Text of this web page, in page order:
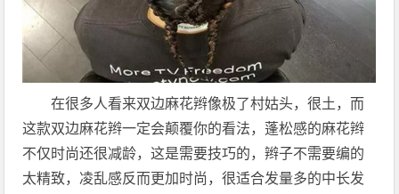
在很多人看来双边麻花辫像极了村姑头，很土，而
这款双边麻花辫一定会颠覆你的看法，蓬松感的麻花辫
不仅时尚还很减龄，这是需要技巧的，辫子不需要编的
太精致，凌乱感反而更加时尚，很适合发量多的中长发